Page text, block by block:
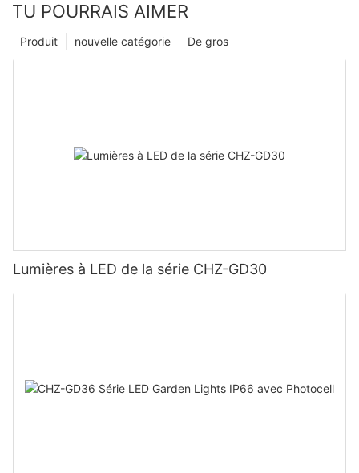
TU POURRAIS AIMER
De gros
nouvelle catégorie
Produit
Lumières à LED de la série CHZ-GD30